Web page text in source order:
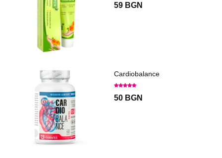
59 BGN
Cardiobalance
50 BGN